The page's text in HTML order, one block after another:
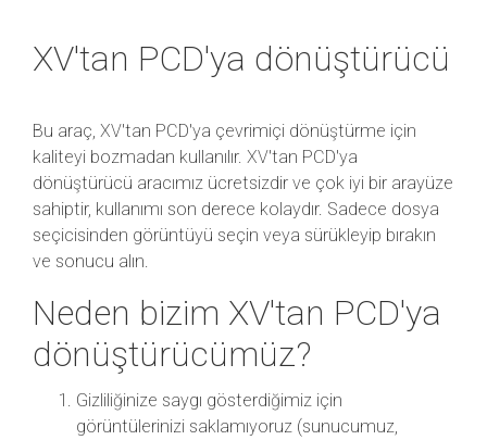
XV'tan PCD'ya dönüştürücü
Bu araç, XV'tan PCD'ya çevrimiçi dönüştürme için
kaliteyi bozmadan kullanılır. XV'tan PCD'ya
dönüştürücü aracımız ücretsizdir ve çok iyi bir arayüze
sahiptir, kullanımı son derece kolaydır. Sadece dosya
seçicisinden görüntüyü seçin veya sürükleyip bırakın
ve sonucu alın.
Neden bizim XV'tan PCD'ya
dönüştürücümüz?
Gizliliğinize saygı gösterdiğimiz için
görüntülerinizi saklamıyoruz (sunucumuz,